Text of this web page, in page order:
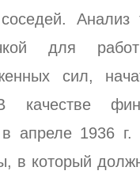
Анализ
для
сил,
в апреле 1936
в который